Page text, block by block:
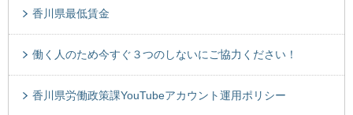
香川県最低賃金
働く人のため今すぐ３つのしないにご協力ください！
香川県労働政策課YouTubeアカウント運用ポリシー